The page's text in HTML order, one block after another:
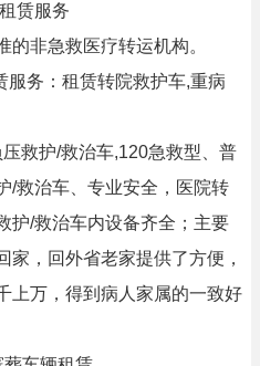
赁服务
非急救医疗转运机构。
服务：租赁转院救护车,重病
救护/救治车,120急救型、普
/救治车、专业安全，医院转
护/救治车内设备齐全；主要
家，回外省老家提供了方便，
上万，得到病人家属的一致好